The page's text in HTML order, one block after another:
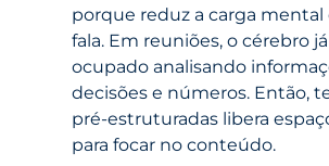
porque reduz a carga mental
fala. Em reuniões, o cérebro
ocupado analisando
decisões e números. Então,
pré-estruturadas libera
para focar no conteúdo.